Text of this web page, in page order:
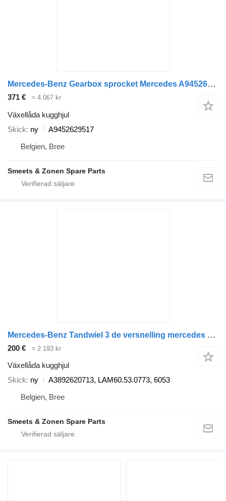
Mercedes-Benz Gearbox sprocket Mercedes A9452629517 växellåda kugghjul till lastbil
371 € ≈ 4 067 kr
Växellåda kugghjul
Skick ny
A9452629517
Belgien, Bree
Smeets & Zonen Spare Parts
Mercedes-Benz Tandwiel 3 de versnelling mercedes A3892620713 växellåda kugghjul till lastbil
200 € ≈ 2 193 kr
Växellåda kugghjul
Skick ny
A3892620713, LAM60.53.0773, 6053
Belgien, Bree
Smeets & Zonen Spare Parts